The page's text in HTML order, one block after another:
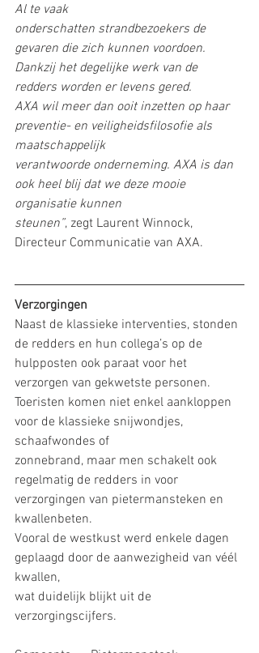
Al te vaak
onderschatten strandbezoekers de
gevaren die zich kunnen voordoen.
Dankzij het degelijke werk van de
redders worden er levens gered.
AXA wil meer dan ooit inzetten op haar
preventie- en veiligheidsfilosofie als
maatschappelijk
verantwoorde onderneming. AXA is dan
ook heel blij dat we deze mooie
organisatie kunnen
steunen”, zegt Laurent Winnock,
Directeur Communicatie van AXA.
Verzorgingen
Naast de klassieke interventies, stonden
de redders en hun collega’s op de
hulpposten ook paraat voor het
verzorgen van gekwetste personen.
Toeristen komen niet enkel aankloppen
voor de klassieke snijwondjes,
schaafwondes of
zonnebrand, maar men schakelt ook
regelmatig de redders in voor
verzorgingen van pietermansteken en
kwallenbeten.
Vooral de westkust werd enkele dagen
geplaagd door de aanwezigheid van véél
kwallen,
wat duidelijk blijkt uit de
verzorgingscijfers.